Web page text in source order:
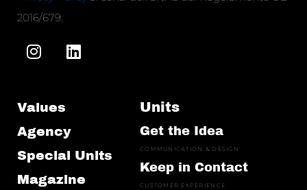
2016/679.
Values
Agency
Special Units
Magazine
Units
Get the Idea
COMMUNICATION & DESIGN
Keep in Contact
CUSTOMER EXPERIENCE